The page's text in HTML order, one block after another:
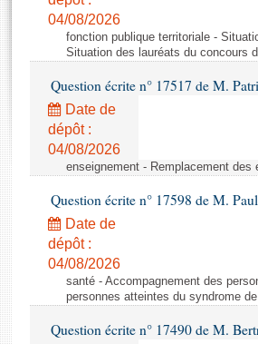
Textes adoptés
Rapports législatifs
Rapports sur l'application des lois
Baromètre de l’application des lois
Dossiers législatifs
Budget et sécurité sociale
Questions écrites et orales
Comptes rendus des débats
Juniors
Anciennes législatures
04/08/2026
fonction publique territoriale -
Situation des lauréats du concours
Question écrite n° 17517 de M.
Date de
dépôt :
04/08/2026
enseignement - Remplacement
Question écrite n° 17598 de M.
Date de
dépôt :
04/08/2026
santé - Accompagnement des
personnes atteintes du syndrome
Question écrite n° 17490 de M.